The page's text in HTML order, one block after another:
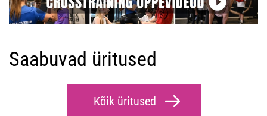
Saabuvad üritused
Kõik üritused